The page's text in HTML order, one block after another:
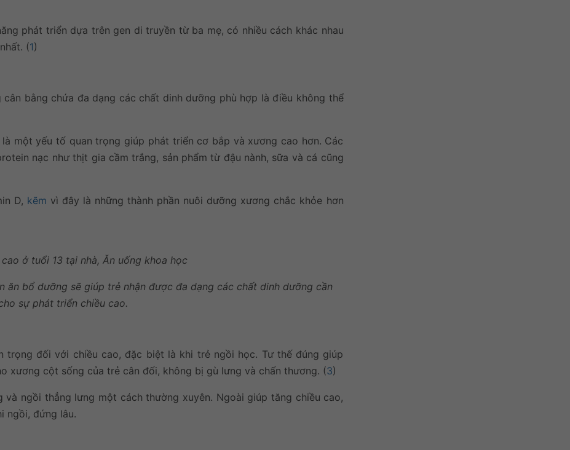
phát triển dựa trên gen di truyền từ ba mẹ, có nhiều cách khác nhau
(1)
bằng chứa đa dạng các chất dinh dưỡng phù hợp là điều không thể
một yếu tố quan trọng giúp phát triển cơ bắp và xương cao hơn. Các
nạc như thịt gia cầm trắng, sản phẩm từ đậu nành, sữa và cá cũng
D, kẽm vì đây là những thành phần nuôi dưỡng xương chắc khỏe hơn
ăn bổ dưỡng sẽ giúp trẻ nhận được đa dạng các chất dinh dưỡng cần
sự phát triển chiều cao.
đối với chiều cao, đặc biệt là khi trẻ ngồi học. Tư thế đúng giúp
xương cột sống của trẻ cân đối, không bị gù lưng và chấn thương. (3)
ngồi thẳng lưng một cách thường xuyên. Ngoài giúp tăng chiều cao,
ngồi, đứng lâu.